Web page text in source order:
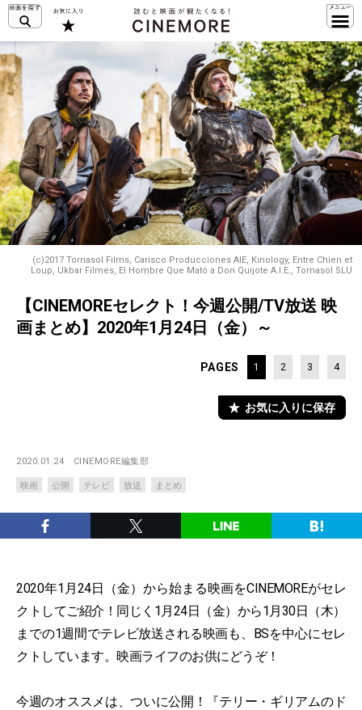
(c)2017 Tornasol Films, Carisco Producciones AIE, Kinology, Entre Chien et
Loup, Ukbar Filmes, El Hombre Que Mató a Don Quijote A.I.E., Tornasol SLU
【CINEMOREセレクト！今週公開/TV放送 映
画まとめ】2020年1月24日（金）～
PAGES 1 2 3 4
お気に入りに保存
2020.01.24 CINEMORE編集部
映画 公開 テレビ 放送 まとめ
2020年1月24日（金）から始まる映画をCINEMOREがセレ
クトしてご紹介！同じく1月24日（金）から1月30日（木）
までの1週間でテレビ放送される映画も、BSを中心にセレ
クトしています。映画ライフのお供にどうぞ！
今週のオススメは、ついに公開！『テリー・ギリアムのド